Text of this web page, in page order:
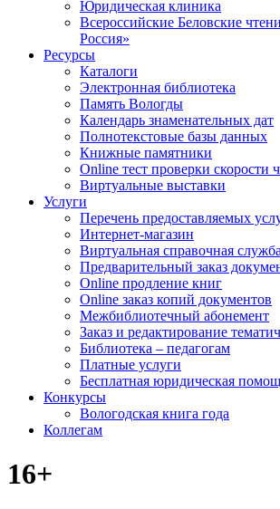
Юридическая клиника
Всероссийские Беловские
Россия»
Ресурсы
Каталоги
Электронная библиотека
Память Вологды
Календарь знаменательных дат
Полнотекстовые базы данных
Книжные памятники
Online тест проверки скорости
Виртуальные выставки
Услуги
Перечень предоставляемых
Интернет-магазин
Виртуальная справочная служба
Предварительный заказ
Online продление книг
Online заказ копий документов
Межбиблиотечный абонемент
Заказ и редактирование
Библиотека – педагогам
Платные услуги
Бесплатная юридическая
Конкурсы
Вологодская книга года
Коллегам
16+